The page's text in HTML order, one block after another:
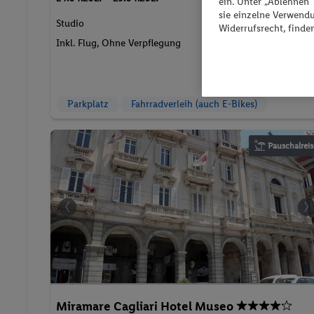
Studio
Inkl. Flug, Ohne Verpflegung
263.
2 Pers. / 5 Nächte
Parkplatz Fahrradverleih (auch E-Bikes)
Miramare Cagliari Hotel Museo
sie einzelne
Widerrufsrecht,